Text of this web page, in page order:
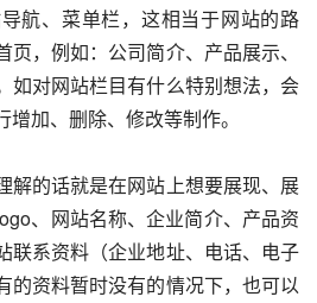
航、菜单栏，这相当于网站的路
，例如：公司简介、产品展示、
如对网站栏目有什么特别想法，会
加、删除、修改等制作。
解的话就是在网站上想要展现、展
、网站名称、企业简介、产品资
联系资料（企业地址、电话、电子
的资料暂时没有的情况下，也可以